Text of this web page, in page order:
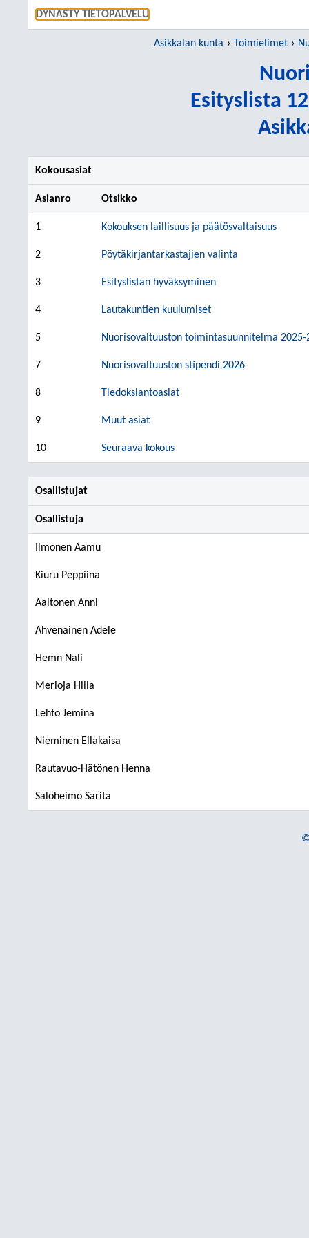
DYNASTY TIETOPALVELU
Asikkalan kunta Toimielimet
Esityslista
Kokousasiat
Asianro Otsikko
1 Kokouksen laillisuus ja päätösvaltaisuus
2 Pöytäkirjantarkastajien valinta
3 Esityslistan hyväksyminen
4 Lautakuntien kuulumiset
5 Nuorisovaltuuston toimintasuunnitelma 2025-
7 Nuorisovaltuuston stipendi 2026
8 Tiedoksiantoasiat
9 Muut asiat
10 Seuraava kokous
Osallistujat
Osallistuja
Ilmonen Aamu
Kiuru Peppiina
Aaltonen Anni
Ahvenainen Adele
Hemn Nali
Merioja Hilla
Lehto Jemina
Nieminen Ellakaisa
Rautavuo-Hätönen Henna
Saloheimo Sarita